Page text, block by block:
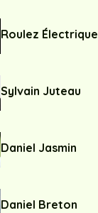
Roulez Électrique
Sylvain Juteau
Daniel Jasmin
Daniel Breton